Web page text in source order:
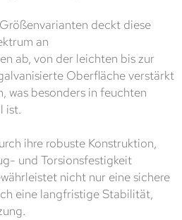
deckt diese
an
ab, von der leichten bis zur
Oberfläche verstärkt
was besonders in feuchten
ist.
ihre robuste Konstruktion,
und Torsionsfestigkeit
nicht nur eine sichere
eine langfristige Stabilität,